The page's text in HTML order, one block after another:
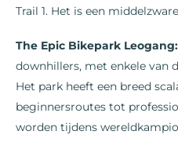
Trail 1. Het is een
The Epic Bikepark Leogang:
downhillers, met enkele van
Het park heeft een breed
beginnersroutes tot
worden tijdens